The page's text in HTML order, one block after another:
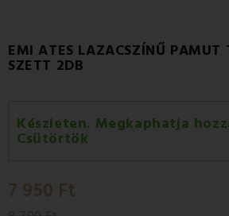
EMI ATES LAZACSZÍNŰ PAMUT
SZETT 2DB
Készleten. Megkaphatja
Csütörtök
Péntek 14.08
7 950 Ft